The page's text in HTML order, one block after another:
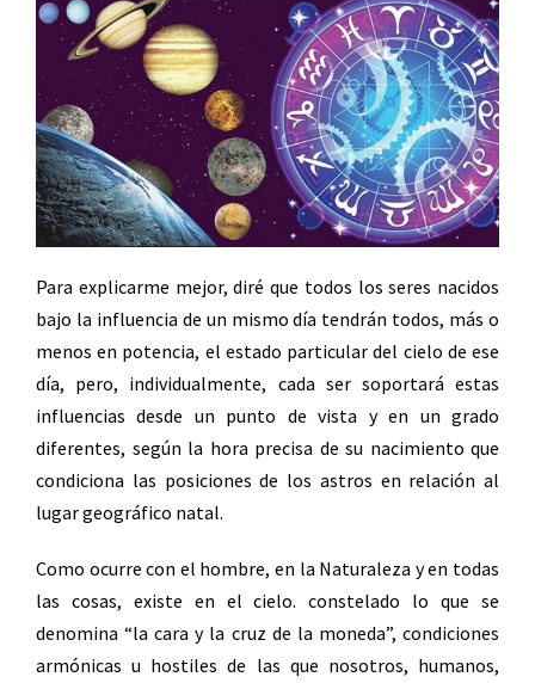
Para explicarme mejor, diré que todos los seres nacidos
bajo la influencia de un mismo día tendrán todos, más o
menos en potencia, el estado particular del cielo de ese
día, pero, individualmente, cada ser soportará estas
influencias desde un punto de vista y en un grado
diferentes, según la hora precisa de su nacimiento que
condiciona las posiciones de los astros en relación al
lugar geográfico natal.
Como ocurre con el hombre, en la Naturaleza y en todas
las cosas, existe en el cielo. constelado lo que se
denomina “la cara y la cruz de la moneda”, condiciones
armónicas u hostiles de las que nosotros, humanos,